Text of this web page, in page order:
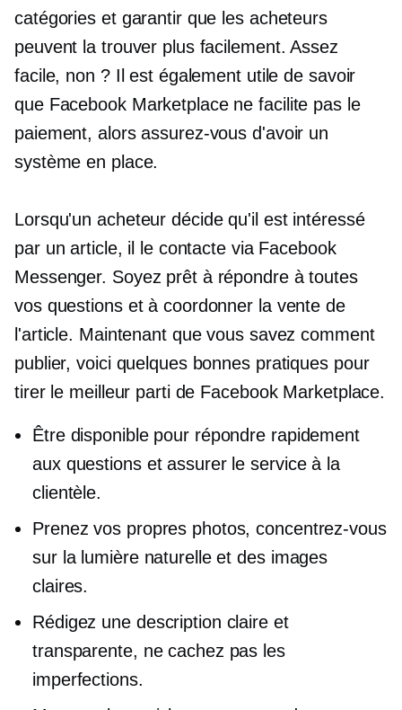
catégories et garantir que les acheteurs
peuvent la trouver plus facilement. Assez
facile, non ? Il est également utile de savoir
que Facebook Marketplace ne facilite pas le
paiement, alors assurez-vous d'avoir un
système en place.
Lorsqu'un acheteur décide qu'il est intéressé
par un article, il le contacte via Facebook
Messenger. Soyez prêt à répondre à toutes
vos questions et à coordonner la vente de
l'article. Maintenant que vous savez comment
publier, voici quelques bonnes pratiques pour
tirer le meilleur parti de Facebook Marketplace.
Être disponible pour répondre rapidement
aux questions et assurer le service à la
clientèle.
Prenez vos propres photos, concentrez-vous
sur la lumière naturelle et des images
claires.
Rédigez une description claire et
transparente, ne cachez pas les
imperfections.